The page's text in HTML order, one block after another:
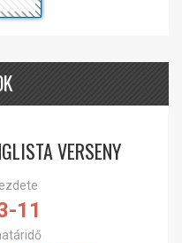
VERSENY
11